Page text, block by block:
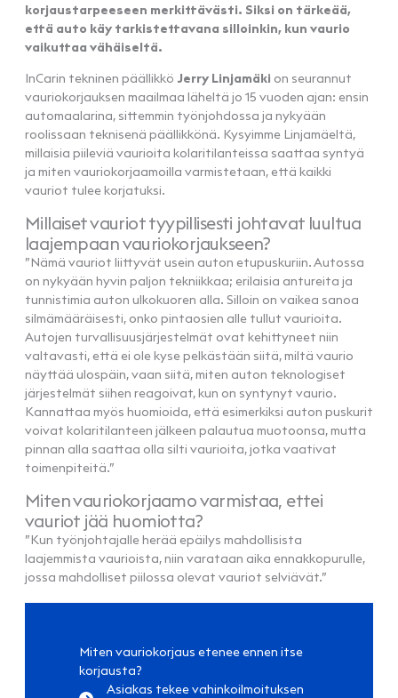
korjaustarpeeseen merkittävästi. Siksi on tärkeää,
että auto käy tarkistettavana silloinkin, kun vaurio
vaikuttaa vähäiseltä.
InCarin tekninen päällikkö Jerry Linjamäki on seurannut
vauriokorjauksen maailmaa läheltä jo 15 vuoden ajan: ensin
automaalarina, sittemmin työnjohdossa ja nykyään
roolissaan teknisenä päällikkönä. Kysyimme Linjamäeltä,
millaisia piileviä vaurioita kolaritilanteissa saattaa syntyä
ja miten vauriokorjaamoilla varmistetaan, että kaikki
vauriot tulee korjatuksi.
Millaiset vauriot tyypillisesti johtavat luultua
laajempaan vauriokorjaukseen?
”Nämä vauriot liittyvät usein auton etupuskuriin. Autossa
on nykyään hyvin paljon tekniikkaa; erilaisia antureita ja
tunnistimia auton ulkokuoren alla. Silloin on vaikea sanoa
silmämääräisesti, onko pintaosien alle tullut vaurioita.
Autojen turvallisuusjärjestelmät ovat kehittyneet niin
valtavasti, että ei ole kyse pelkästään siitä, miltä vaurio
näyttää ulospäin, vaan siitä, miten auton teknologiset
järjestelmät siihen reagoivat, kun on syntynyt vaurio.
Kannattaa myös huomioida, että esimerkiksi auton puskurit
voivat kolaritilanteen jälkeen palautua muotoonsa, mutta
pinnan alla saattaa olla silti vaurioita, jotka vaativat
toimenpiteitä.”
Miten vauriokorjaamo varmistaa, ettei
vauriot jää huomiotta?
”Kun työnjohtajalle herää epäilys mahdollisista
laajemmista vaurioista, niin varataan aika ennakkopurulle,
jossa mahdolliset piilossa olevat vauriot selviävät.”
Miten vauriokorjaus etenee ennen itse
korjausta?
Asiakas tekee vahinkoilmoituksen